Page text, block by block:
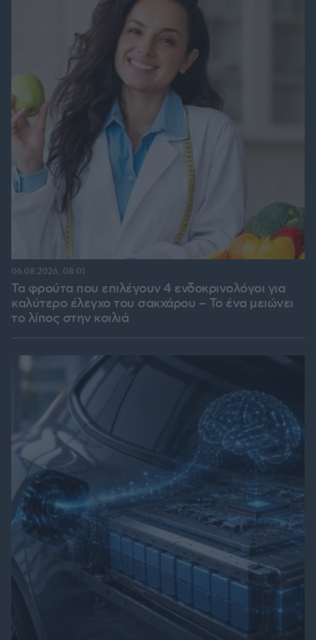
Τα φρούτα που επιλέγουν 4 ενδοκρινολόγοι για
καλύτερο έλεγχο του σακχάρου – Το ένα μειώνει
το λίπος στην κοιλιά
06.08.2026, 08:01